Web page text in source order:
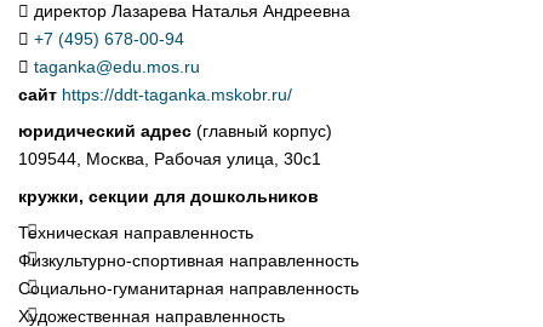
директор Лазарева Наталья Андреевна
+7 (495) 678-00-94
taganka@edu.mos.ru
сайт https://ddt-taganka.mskobr.ru/
юридический адрес (главный корпус)
109544, Москва, Рабочая улица, 30с1
кружки, секции для дошкольников
Техническая направленность
Физкультурно-спортивная направленность
Социально-гуманитарная направленность
Художественная направленность